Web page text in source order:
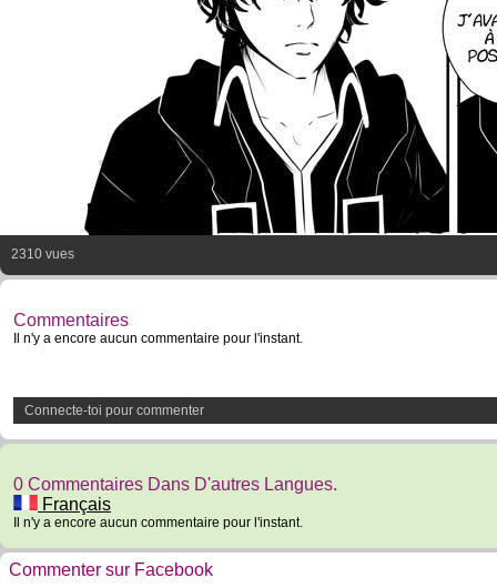
2310 vues
Commentaires
Il n'y a encore aucun commentaire pour l'instant.
Connecte-toi pour commenter
0 Commentaires Dans D'autres Langues.
Français
Il n'y a encore aucun commentaire pour l'instant.
Commenter sur Facebook